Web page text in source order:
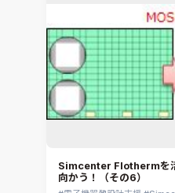
Simcenter Flothermを
向かう！（その6）